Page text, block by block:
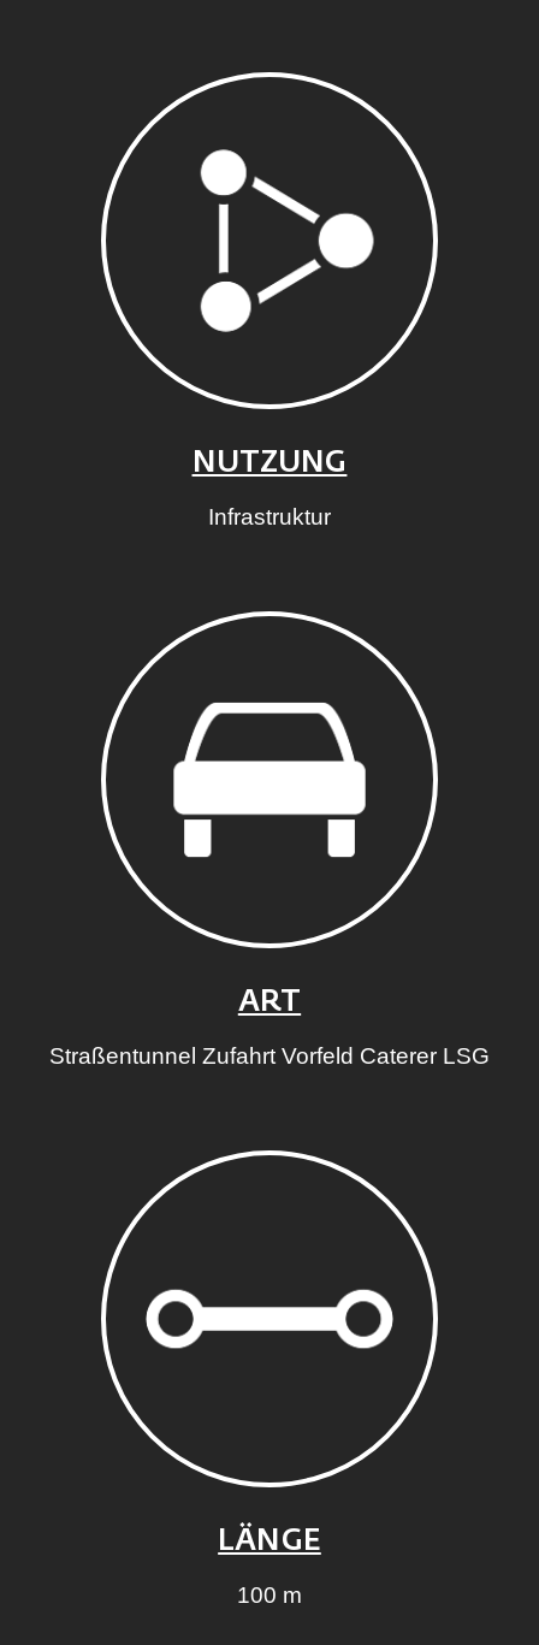
NUTZUNG
Infrastruktur
ART
Straßentunnel Zufahrt Vorfeld Caterer LSG
LÄNGE
100 m